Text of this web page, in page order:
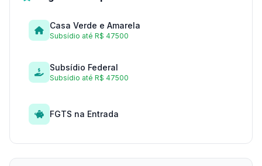
Casa Verde e Amarela
Subsídio até R$ 47500
Subsídio Federal
Subsídio até R$ 47500
FGTS na Entrada